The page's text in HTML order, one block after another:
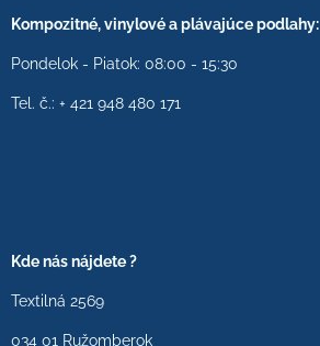
Kompozitné, vinylové a plávajúce podlahy:
Pondelok - Piatok: 08:00 - 15:30
Tel. č.: + 421 948 480 171
Kde nás nájdete ?
Textilná 2569
034 01 Ružomberok